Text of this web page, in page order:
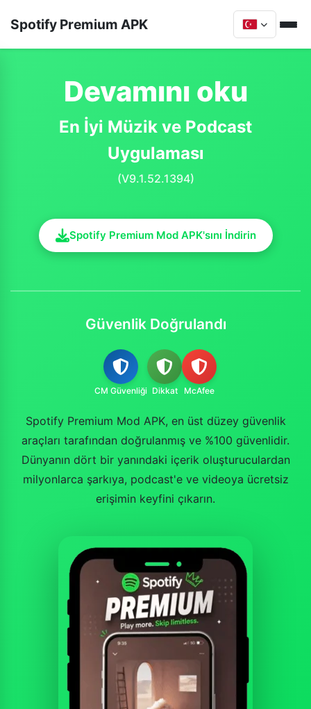
Spotify Premium APK
Devamını oku
En İyi Müzik ve Podcast
Uygulaması
(V9.1.52.1394)
Spotify Premium Mod APK'sını İndirin
Güvenlik Doğrulandı
CM Güvenliği Dikkat McAfee
Spotify Premium Mod APK, en üst düzey güvenlik
araçları tarafından doğrulanmış ve %100 güvenlidir.
Dünyanın dört bir yanındaki içerik oluşturuculardan
milyonlarca şarkıya, podcast'e ve videoya ücretsiz
erişimin keyfini çıkarın.